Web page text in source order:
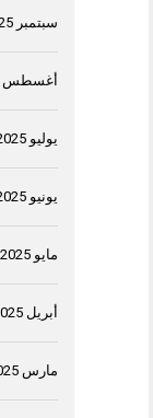
سبتمبر 2025
أغسطس 2025
يوليو 2025
يونيو 2025
مايو 2025
أبريل 2025
مارس 2025